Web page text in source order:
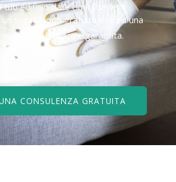
edificio dalle cimici dei letti
sopralluogo gratuito e ricevi una
misura, efficace e garantita.
CONSULENZA GRATUITA